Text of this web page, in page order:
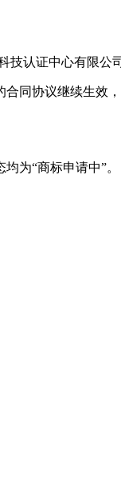
认证中心有限公司
同协议继续生效
为“商标申请中”。